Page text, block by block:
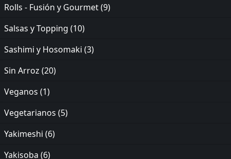
Rolls - Fusión y Gourmet(9)
Salsas y Topping (10)
Sashimi y Hosomaki (3)
Sin Arroz (20)
Veganos (1)
Vegetarianos (5)
Yakimeshi (6)
Yakisoba (6)